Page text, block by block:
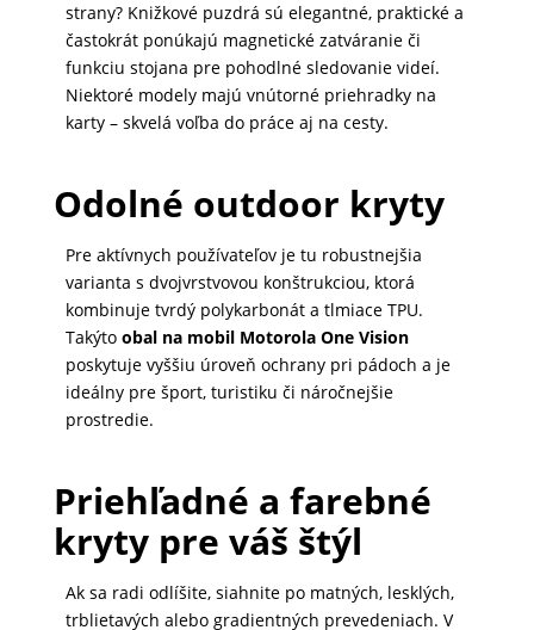
ZDRAVIE
strany? Knižkové puzdrá sú elegantné, praktické a
častokrát ponúkajú magnetické zatváranie či
funkciu stojana pre pohodlné sledovanie videí.
Niektoré modely majú vnútorné priehradky na
karty – skvelá voľba do práce aj na cesty.
Odolné outdoor kryty
Pre aktívnych používateľov je tu robustnejšia
varianta s dvojvrstvovou konštrukciou, ktorá
kombinuje tvrdý polykarbonát a tlmiace TPU.
Takýto obal na mobil Motorola One Vision
poskytuje vyššiu úroveň ochrany pri pádoch a je
ideálny pre šport, turistiku či náročnejšie
prostredie.
Priehľadné a farebné
kryty pre váš štýl
Ak sa radi odlíšite, siahnite po matných, lesklých,
trblietavých alebo gradientných prevedeniach. V